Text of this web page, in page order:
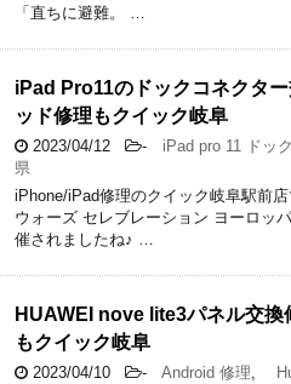
「直ちに避難。 …
iPad Pro11のドックコネクタ
ッド修理もクイック岐阜
2023/04/12 - iPad pro 11 ドック
県
iPhone/iPad修理のクイック岐阜駅前
ウォーズ セレブレーション ヨーロッ
催されましたね♪ …
HUAWEI nove lite3パネル交
もクイック岐阜
2023/04/10 - Android 修理,